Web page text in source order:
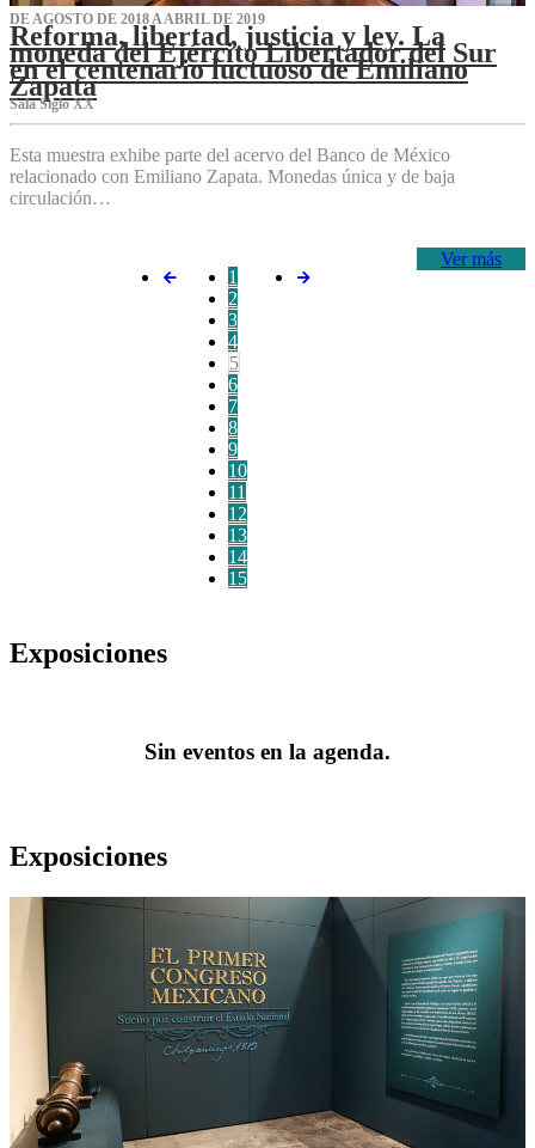
DE AGOSTO DE 2018 A ABRIL DE 2019
Reforma, libertad, justicia y ley. La
moneda del Ejército Libertador del Sur
en el centenario luctuoso de Emiliano
Zapata
Sala Siglo XX
Esta muestra exhibe parte del acervo del Banco de México
relacionado con Emiliano Zapata. Monedas única y de baja
circulación…
Ver más
1
2
3
4
5
6
7
8
9
10
11
12
13
14
15
Exposiciones
Sin eventos en la agenda.
Exposiciones